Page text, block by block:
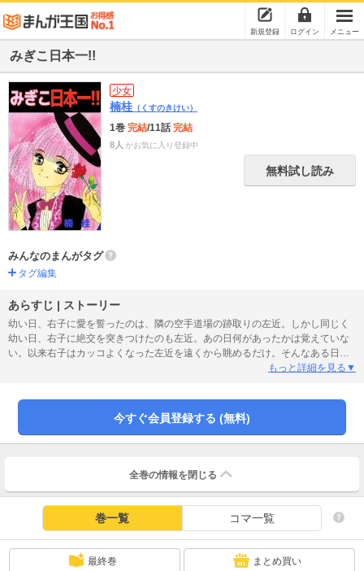
新規登録 ログイン メニュー
みぎこ日本一!!
少女
楠桂 （くすのきけい）
1巻 完結/11話完結
8人 がお気に入り登録中
無料試し読み
みんなのまんがタグ
タグ編集
あらすじ | ストーリー
幼い日、右子に愛を誓ったのは、隣の空手道場の跡取りの左近。しかし同じく
幼い日、右子に絶交を突きつけたのも左近。あの日何があったかは覚えていな
い。以来右子はカッコよくなった左近を遠くから眺めるだけ。そんなある日、
右子はイメチェンした髪型を見せたくて、用もないのに左近のクラスを訪れ
ていた。右子は傷つき、アイドルになって左近を見返してやろうとするのだ
もっと詳細を見る▼
今すぐ会員登録する (無料)
全巻の情報を 閉じる
巻一覧 コマ一覧
最終巻 まとめ買い